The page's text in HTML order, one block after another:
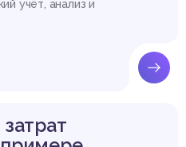
учёт, анализ и